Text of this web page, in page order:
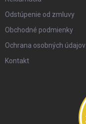
Odstúpenie od zmluvy
Obchodné podmienky
Ochrana osobných údajov
Kontakt